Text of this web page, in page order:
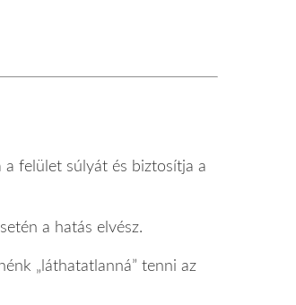
felület súlyát és biztosítja a
a hatás elvész.
„láthatatlanná” tenni az